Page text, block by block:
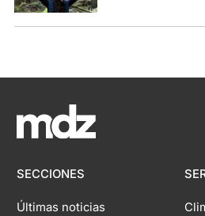
SECCIONES
Últimas noticias